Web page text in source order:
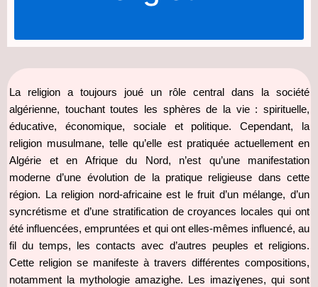
La religion a toujours joué un rôle central dans la société
algérienne, touchant toutes les sphères de la vie : spirituelle,
éducative, économique, sociale et politique. Cependant, la
religion musulmane, telle qu’elle est pratiquée actuellement en
Algérie et en Afrique du Nord, n’est qu’une manifestation
moderne d’une évolution de la pratique religieuse dans cette
région. La religion nord-africaine est le fruit d’un mélange, d’un
syncrétisme et d’une stratification de croyances locales qui ont
été influencées, empruntées et qui ont elles-mêmes influencé, au
fil du temps, les contacts avec d’autres peuples et religions.
Cette religion se manifeste à travers différentes compositions,
notamment la mythologie amazighe. Les imaziɣenes, qui sont